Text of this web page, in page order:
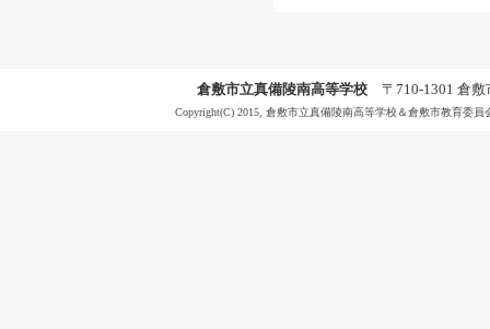
倉敷市立真備陵南高等学校 〒710-1301 倉
Copyright(C) 2015, 倉敷市立真備陵南高等学校＆倉敷市教育委